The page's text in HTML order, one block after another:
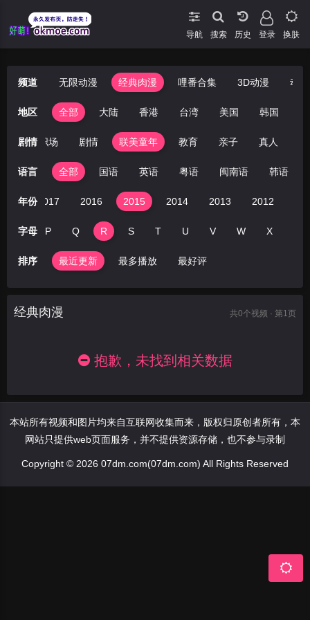
导航 搜索 登录 换肤
频道 无限动漫 经典肉漫 哩番合集 3D动漫 动
地区 全部 大陆 香港 台湾 美国 韩国
剧情 职场 剧情 联美童年 教育 亲子 真人
语言 全部 国语 英语 粤语 闽南语 韩语
年份2017 2016 2015 2014 2013 2012
字母
O P Q R S T U V W X
排序 最近更新 最多播放 最好评
经典肉漫 共0个视频 · 第1页
抱歉，未找到相关数据
本站所有视频和图片均来自互联网收集而来，版权归原创者所有，本
网站只提供web页面服务，并不提供资源存储，也不参与录制
Copyright © 2026 07dm.com(07dm.com) All Rights Reserved